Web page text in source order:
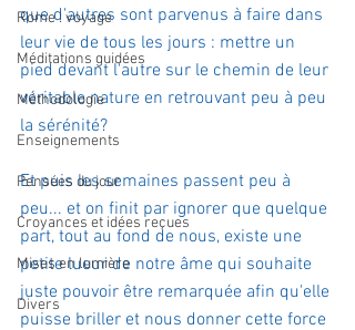
Rome : voyage
Méditations guidées
Méthodologie
Enseignements
Pensées du jour
Croyances et idées reçues
Mises en lumière
Divers
que d'autres sont parvenus à faire dans
leur vie de tous les jours : mettre un
pied devant l'autre sur le chemin de leur
véritable nature en retrouvant peu à peu
la sérénité?
Et puis les semaines passent peu à
peu... et on finit par ignorer que quelque
part, tout au fond de nous, existe une
petite lueur de notre âme qui souhaite
juste pouvoir être remarquée afin qu'elle
puisse briller et nous donner cette force